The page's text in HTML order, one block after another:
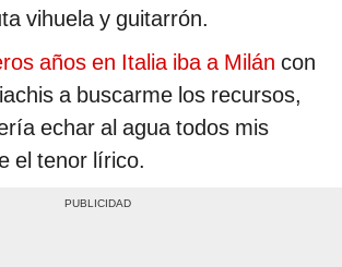
vihuela y guitarrón.
años en Italia iba a Milán con
a buscarme los recursos,
echar al agua todos mis
el tenor lírico.